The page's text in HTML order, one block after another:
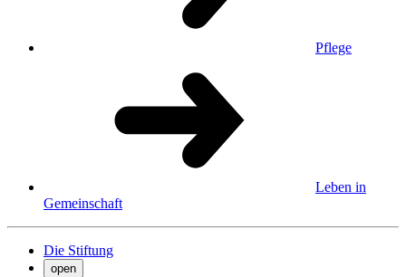
Pflege
Leben in
Gemeinschaft
Die Stiftung
open